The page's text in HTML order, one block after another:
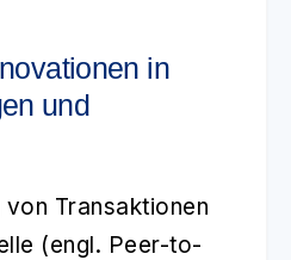
in
und
von Transaktionen
(engl. Peer-to-